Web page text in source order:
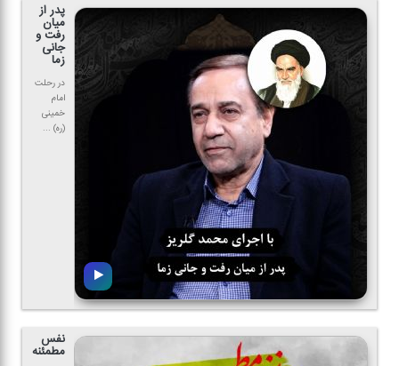
پدر از
میان
رفت و
جانی
زما
در رحلت
امام
خمینی
(ره) ...
نفس
مطمئنه